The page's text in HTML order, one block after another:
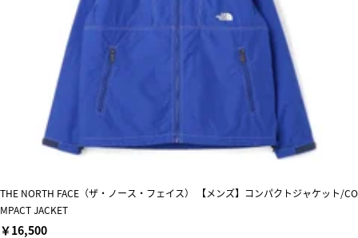
THE NORTH FACE（ザ・ノース・フェイス） 【メンズ】コンパクトジャケット/CO
MPACT JACKET
￥16,500